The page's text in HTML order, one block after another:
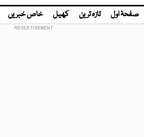
صفحۂ اول تازہ ترین کھیل خاص خبریں